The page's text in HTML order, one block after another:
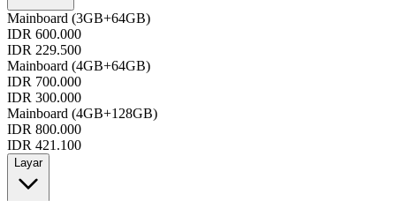
Mainboard (3GB+64GB)
IDR 600.000
IDR 229.500
Mainboard (4GB+64GB)
IDR 700.000
IDR 300.000
Mainboard (4GB+128GB)
IDR 800.000
IDR 421.100
Layar